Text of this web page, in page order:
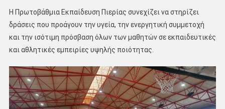
Η Πρωτοβάθμια Εκπαίδευση Πιερίας συνεχίζει να στηρίζει
δράσεις που προάγουν την υγεία, την ενεργητική συμμετοχή
και την ισότιμη πρόσβαση όλων των μαθητών σε εκπαιδευτικές
και αθλητικές εμπειρίες υψηλής ποιότητας.